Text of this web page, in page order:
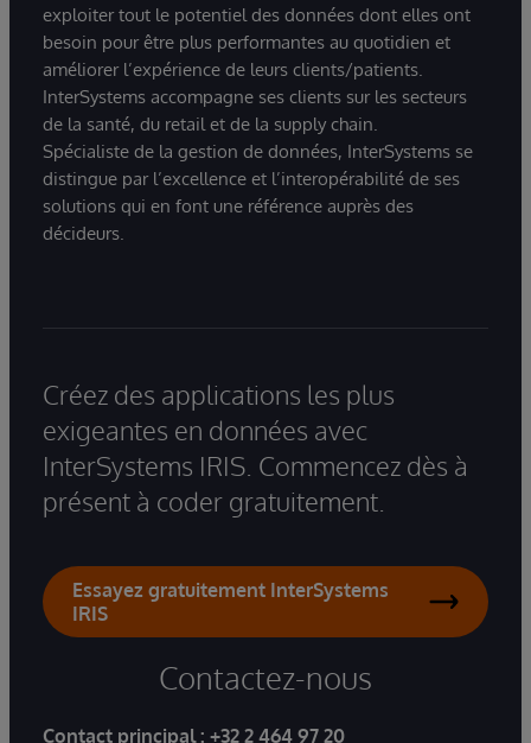
exploiter tout le potentiel des données dont elles ont
besoin pour être plus performantes au quotidien et
améliorer l’expérience de leurs clients/patients.
InterSystems accompagne ses clients sur les secteurs
de la santé, du retail et de la supply chain.
Spécialiste de la gestion de données, InterSystems se
distingue par l’excellence et l’interopérabilité de ses
solutions qui en font une référence auprès des
décideurs.
Créez des applications les plus
exigeantes en données avec
InterSystems IRIS. Commencez dès à
présent à coder gratuitement.
Essayez gratuitement InterSystems
IRIS
Contactez-nous
Contact principal : +32 2 464 97 20